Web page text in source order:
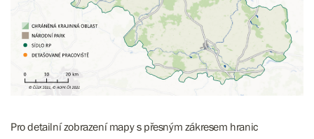
Pro detailní zobrazení mapy s přesným zákresem hranic